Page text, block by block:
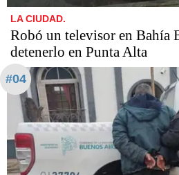
LA CIUDAD.
Robó un televisor en Bahía
detenerlo en Punta Alta
#04